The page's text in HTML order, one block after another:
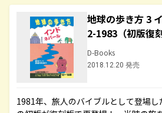
地球の歩き方 3
2-1983（初版復刻
D-Books
2018.12.20 発売
1981年、旅人のバイブルとして登場